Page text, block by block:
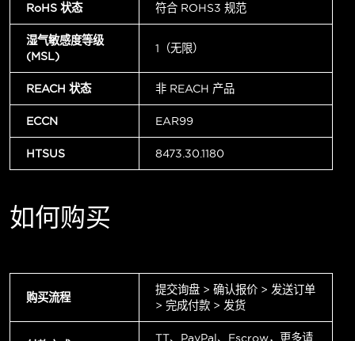
RoHS 状态 符合 ROHS3 规范
湿气敏感度等级
(MSL)
1（无限）
REACH 状态 非 REACH 产品
ECCN EAR99
HTSUS 8473.30.1180
如何购买
购买流程
提交询盘 > 确认报价 > 发送订单
> 完成付款 > 发货
TT、PayPal、Escrow，更多请